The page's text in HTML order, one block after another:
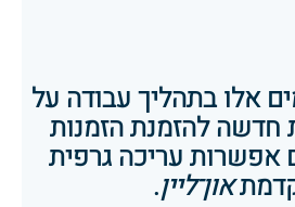
אלו בתהליך עבודה על
להזמנת הזמנות
אפשרות עריכה גרפית
און־ליין.